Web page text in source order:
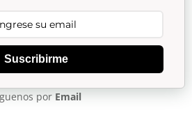
Suscribirme
por Email